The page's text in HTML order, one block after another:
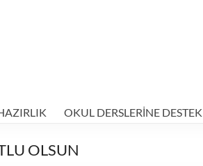
OKUL DERSLERİNE DESTEK
OLSUN